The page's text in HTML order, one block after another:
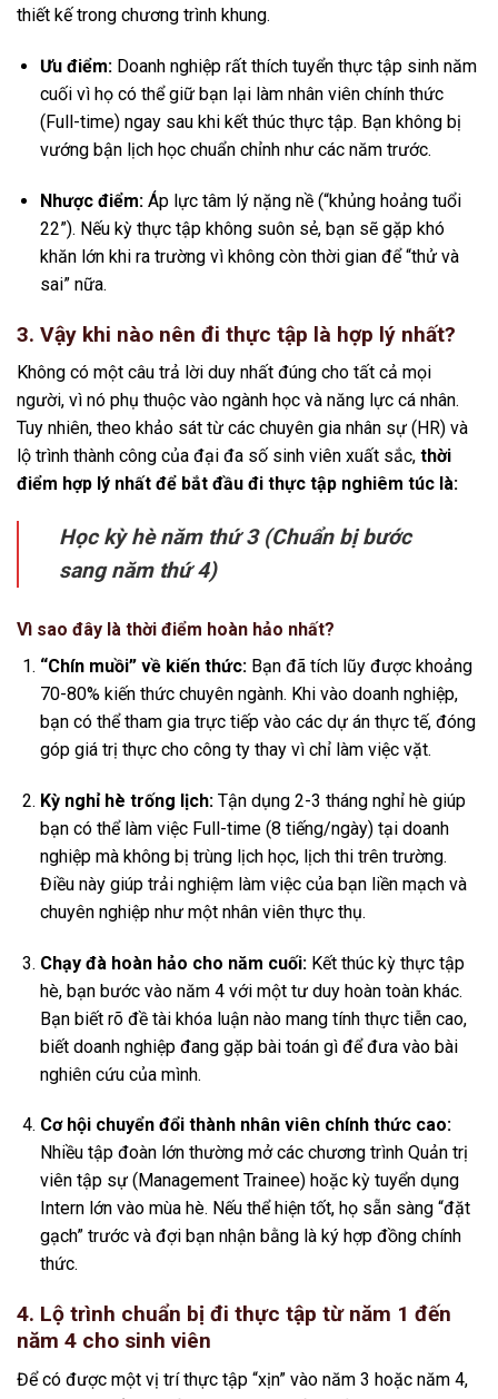
thiết kế trong chương trình khung.
Ưu điểm:Doanh nghiệp rất thích tuyển thực tập sinh năm
cuối vì họ có thể giữ bạn lại làm nhân viên chính thức
(Full-time) ngay sau khi kết thúc thực tập. Bạn không bị
vướng bận lịch học chuẩn chỉnh như các năm trước.
Nhược điểm:Áp lực tâm lý nặng nề (“khủng hoảng tuổi
22”). Nếu kỳ thực tập không suôn sẻ, bạn sẽ gặp khó
khăn lớn khi ra trường vì không còn thời gian để “thử và
sai” nữa.
3. Vậy khi nào nên đi thực tập là hợp lý nhất?
Không có một câu trả lời duy nhất đúng cho tất cả mọi
người, vì nó phụ thuộc vào ngành học và năng lực cá nhân.
Tuy nhiên, theo khảo sát từ các chuyên gia nhân sự (HR) và
lộ trình thành công của đại đa số sinh viên xuất sắc, thời
điểm hợp lý nhất để bắt đầu đi thực tập nghiêm túc là:
Học kỳ hè năm thứ 3 (Chuẩn bị bước
sang năm thứ 4)
Vì sao đây là thời điểm hoàn hảo nhất?
“Chín muồi” về kiến thức:Bạn đã tích lũy được khoảng
70-80% kiến thức chuyên ngành. Khi vào doanh nghiệp,
bạn có thể tham gia trực tiếp vào các dự án thực tế, đóng
góp giá trị thực cho công ty thay vì chỉ làm việc vặt.
Kỳ nghỉ hè trống lịch:Tận dụng 2-3 tháng nghỉ hè giúp
bạn có thể làm việc Full-time (8 tiếng/ngày) tại doanh
nghiệp mà không bị trùng lịch học, lịch thi trên trường.
Điều này giúp trải nghiệm làm việc của bạn liền mạch và
chuyên nghiệp như một nhân viên thực thụ.
Chạy đà hoàn hảo cho năm cuối:Kết thúc kỳ thực tập
hè, bạn bước vào năm 4 với một tư duy hoàn toàn khác.
Bạn biết rõ đề tài khóa luận nào mang tính thực tiễn cao,
biết doanh nghiệp đang gặp bài toán gì để đưa vào bài
nghiên cứu của mình.
Cơ hội chuyển đổi thành nhân viên chính thức cao:
Nhiều tập đoàn lớn thường mở các chương trình Quản trị
viên tập sự (Management Trainee) hoặc kỳ tuyển dụng
Intern lớn vào mùa hè. Nếu thể hiện tốt, họ sẵn sàng “đặt
gạch” trước và đợi bạn nhận bằng là ký hợp đồng chính
thức.
4. Lộ trình chuẩn bị đi thực tập từ năm 1 đến
năm 4 cho sinh viên
Để có được một vị trí thực tập “xịn” vào năm 3 hoặc năm 4,